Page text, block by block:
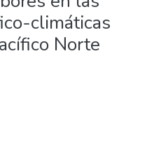
climáticas
Norte